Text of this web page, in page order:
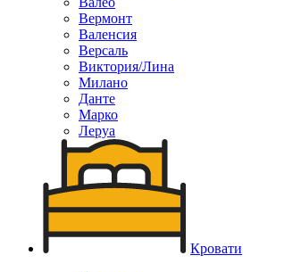
Вермонт
Валенсия
Версаль
Виктория/Лина
Милано
Данте
Марко
Леруа
Кровати